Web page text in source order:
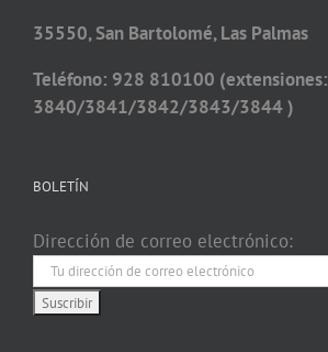
35550, San Bartolomé, Las Palmas
Teléfono: 928 810100 (extensiones:
3840/3841/3842/3843/3844 )
BOLETÍN
Dirección de correo electrónico: